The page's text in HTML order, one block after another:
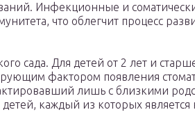
Инфекционные и
что облегчит процесс
сада. Для детей от 2 лет и
фактором появления
лишь с близкими
каждый из которых